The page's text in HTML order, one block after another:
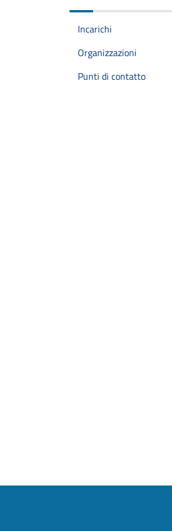
Incarichi
Organizzazioni
Punti di contatto